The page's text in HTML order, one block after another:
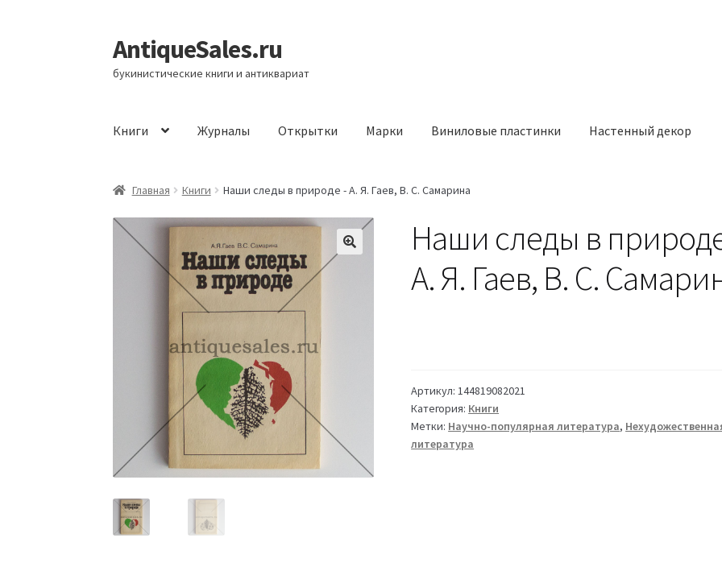
Перейти
к
навигации
Перейти
к
содержимому
AntiqueSales.ru
букинистические книги и антиквариат
Книги Журналы Открытки Марки Виниловые пластинки Настенный декор
ГлавнаяГлавная Книги Наши следы в природе - А. Я. Гаев, В. С. Самарина
Наши следы в
А. Я. Гаев, В. С.
Артикул:144819082021
Категория: Книги
Метки: Научно-популярная литература,
литература